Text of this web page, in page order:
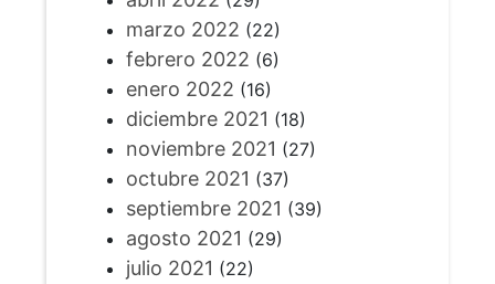
marzo 2022 (22)
febrero 2022 (6)
enero 2022 (16)
diciembre 2021 (18)
noviembre 2021 (27)
octubre 2021 (37)
septiembre 2021 (39)
agosto 2021 (29)
julio 2021 (22)